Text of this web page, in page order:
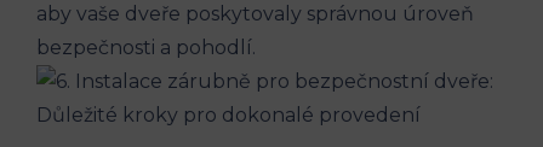
aby vaše dveře poskytovaly správnou úroveň
bezpečnosti a pohodlí.